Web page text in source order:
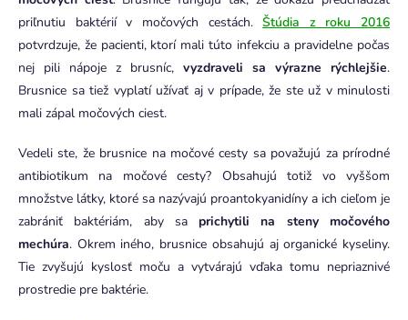
priľnutiu baktérií v močových cestách.Štúdia z roku 2016
potvrdzuje, že pacienti, ktorí mali túto infekciu a pravidelne počas
nej pili nápoje z brusníc, vyzdraveli sa výrazne rýchlejšie.
Brusnice sa tiež vyplatí užívať aj v prípade, že ste už v minulosti
mali zápal močových ciest.
Vedeli ste, že brusnice na močové cesty sa považujú za prírodné
antibiotikum na močové cesty? Obsahujú totiž vo vyššom
množstve látky, ktoré sa nazývajú proantokyanidíny a ich cieľom je
zabrániť baktériám, aby sa prichytili na steny močového
mechúra. Okrem iného, brusnice obsahujú aj organické kyseliny.
Tie zvyšujú kyslosť moču a vytvárajú vďaka tomu nepriaznivé
prostredie pre baktérie.